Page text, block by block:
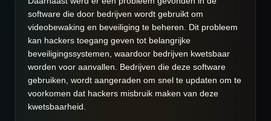
software die door bedrijven wordt gebruikt om
videobewaking en beveiliging te beheren. Dit probleem
kan hackers toegang geven tot belangrijke
beveiligingssystemen, waardoor bedrijven kwetsbaar
worden voor aanvallen. Bedrijven die deze software
gebruiken, wordt aangeraden om snel te updaten om te
voorkomen dat hackers misbruik maken van deze
kwetsbaarheid.